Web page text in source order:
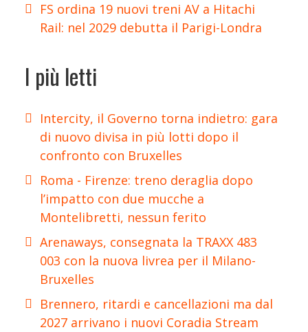
FS ordina 19 nuovi treni AV a Hitachi
Rail: nel 2029 debutta il Parigi-Londra
I più letti
Intercity, il Governo torna indietro: gara
di nuovo divisa in più lotti dopo il
confronto con Bruxelles
Roma - Firenze: treno deraglia dopo
l’impatto con due mucche a
Montelibretti, nessun ferito
Arenaways, consegnata la TRAXX 483
003 con la nuova livrea per il Milano-
Bruxelles
Brennero, ritardi e cancellazioni ma dal
2027 arrivano i nuovi Coradia Stream